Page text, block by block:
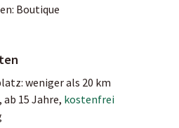
Boutique
weniger als 20 km
15 Jahre, kostenfrei